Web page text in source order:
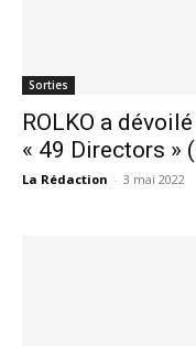
Sorties
ROLKO a
« 49 Directors »
La Rédaction - 3 mai 2022